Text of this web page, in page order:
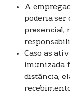
A
poderia ser
presencial,
Caso as
imunizada
distância,